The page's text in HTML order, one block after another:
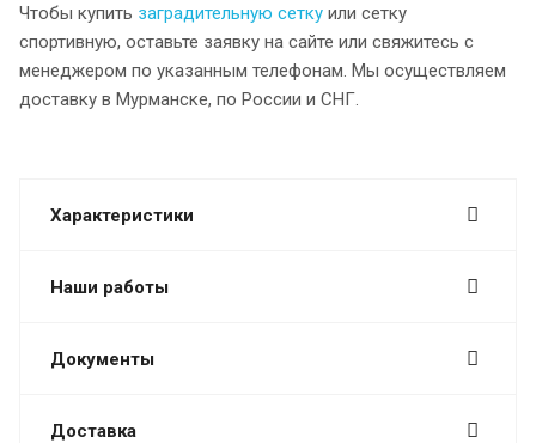
Чтобы купить заградительную сетку или сетку
спортивную, оставьте заявку на сайте или свяжитесь с
менеджером по указанным телефонам. Мы осуществляем
доставку в Мурманске, по России и СНГ.
Характеристики
Наши работы
Документы
Доставка